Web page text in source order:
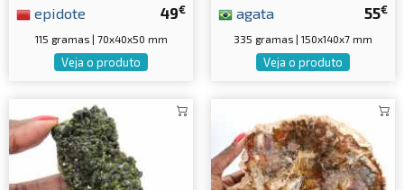
49€
epidote
115 gramas | 70x40x50 mm
Veja o produto
55€
agata
335 gramas | 150x140x7 mm
Veja o produto